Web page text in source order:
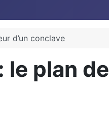
d’un conclave
le plan de